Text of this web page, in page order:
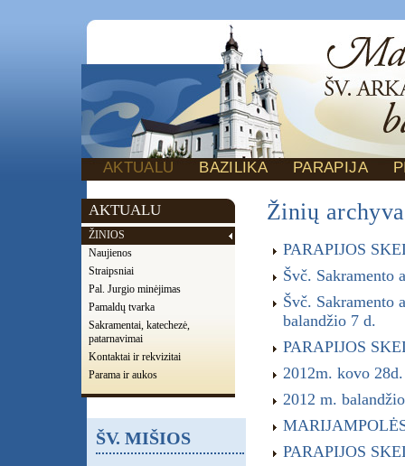
AKTUALU BAZILIKA PARAPIJA
Žinių
PARAPIJOS
Švč.
Švč.
balandžio 7 d.
PARAPIJOS
2012m. kovo
2012 m.
PARAPIJOS
AKTUALU
ŽINIOS
Naujienos
Straipsniai
Pal. Jurgio minėjimas
Pamaldų tvarka
Sakramentai, katechezė,
patarnavimai
Kontaktai ir rekvizitai
Parama ir aukos
ŠV. MIŠIOS